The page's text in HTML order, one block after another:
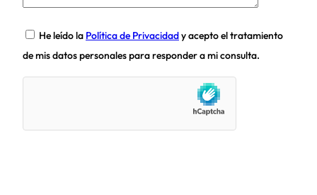
He leído la Política de Privacidady acepto el tratamiento
de mis datos personales para responder a mi consulta.